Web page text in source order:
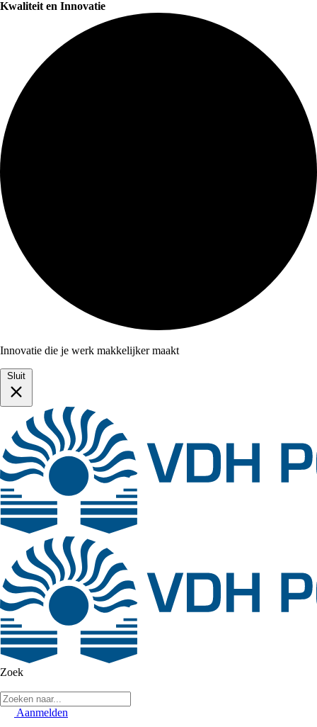
Kwaliteit en Innovatie
Innovatie die je werk makkelijker maakt
Sluit
Zoek
Aanmelden